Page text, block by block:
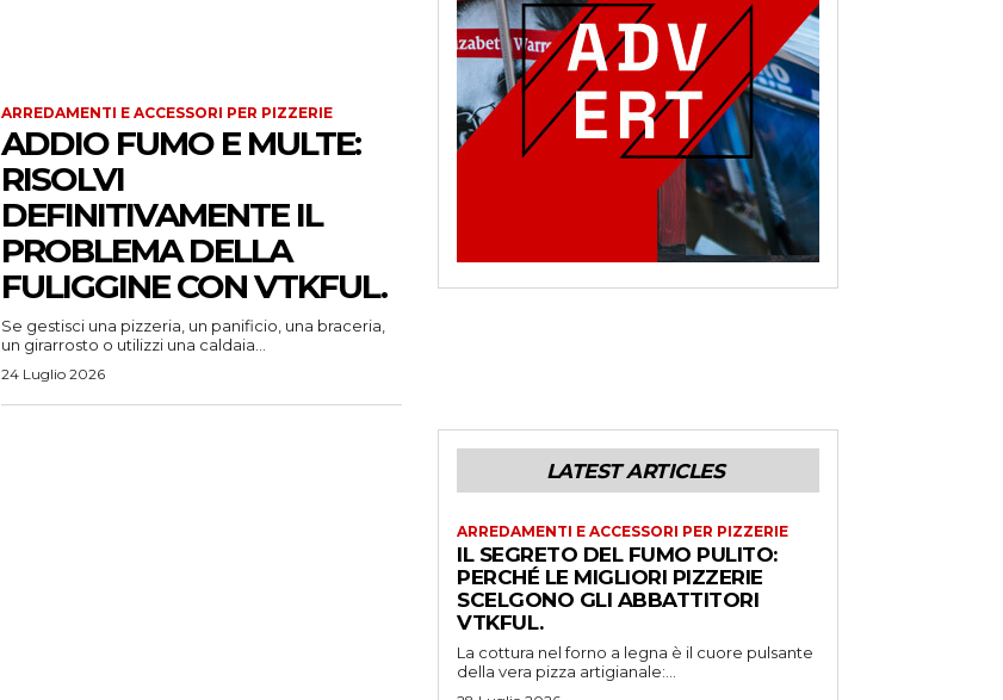
ARREDAMENTI E ACCESSORI PER PIZZERIE
ADDIO FUMO E MULTE:
RISOLVI
DEFINITIVAMENTE IL
PROBLEMA DELLA
FULIGGINE CON VTKFUL.
Se gestisci una pizzeria, un panificio, una braceria,
un girarrosto o utilizzi una caldaia...
24 Luglio 2026
LATEST ARTICLES
ARREDAMENTI E ACCESSORI PER PIZZERIE
IL SEGRETO DEL FUMO PULITO:
PERCHÉ LE MIGLIORI PIZZERIE
SCELGONO GLI ABBATTITORI
VTKFUL.
La cottura nel forno a legna è il cuore pulsante
della vera pizza artigianale:...